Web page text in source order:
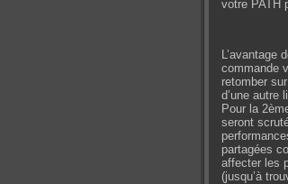
votre PATH
L’avantage
commande
retomber
d’une autre
Pour la
seront
partagées
affecter les
(jusqu’à